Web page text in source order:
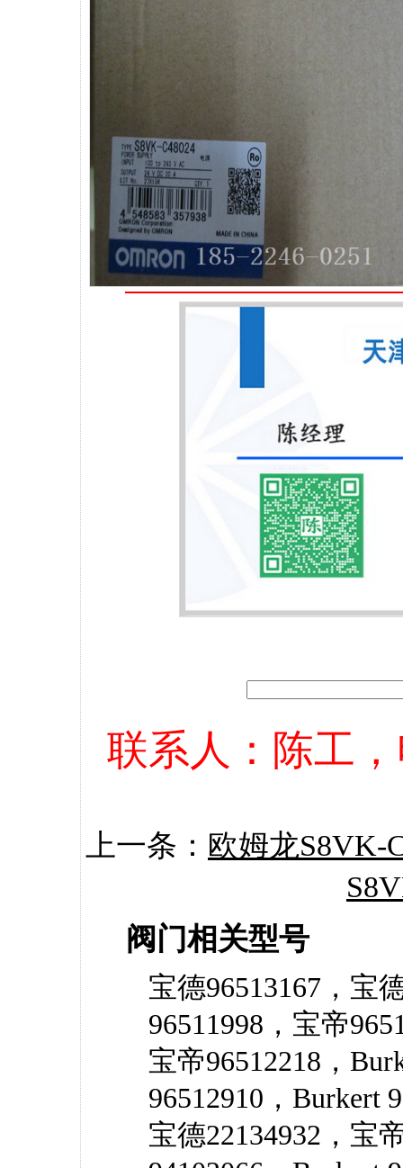
联系人：陈工，
上一条： 欧姆龙S8VK-
阀门相关型号
宝德96513167，宝
96511998，宝帝
宝帝96512218，
96512910，Burkert
宝德22134932，宝